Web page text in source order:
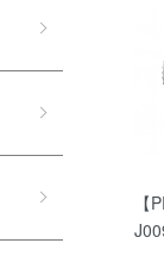
【